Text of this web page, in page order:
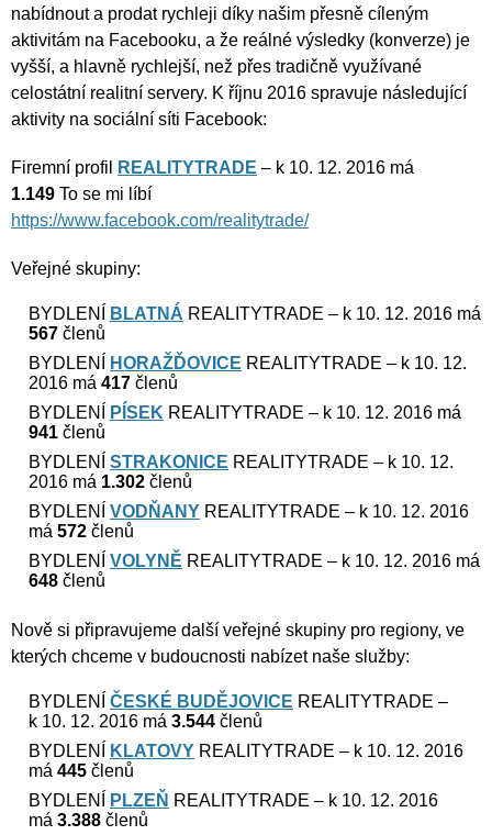
nabídnout a prodat rychleji díky našim přesně cíleným
aktivitám na Facebooku, a že reálné výsledky (konverze) je
vyšší, a hlavně rychlejší, než přes tradičně využívané
celostátní realitní servery. K říjnu 2016 spravuje následující
aktivity na sociální síti Facebook:
Firemní profil REALITYTRADE – k 10. 12. 2016 má
1.149 To se mi líbí
https://www.facebook.com/realitytrade/
Veřejné skupiny:
BYDLENÍ BLATNÁ REALITYTRADE – k 10. 12. 2016 má
567 členů
BYDLENÍ
HORAŽĎOVICE REALITYTRADE – k 10. 12.
2016 má 417 členů
BYDLENÍ
PÍSEK REALITYTRADE – k 10. 12. 2016 má
941 členů
BYDLENÍ STRAKONICE REALITYTRADE – k 10. 12.
2016 má 1.302 členů
BYDLENÍ VODŇANY REALITYTRADE – k 10. 12. 2016
má 572 členů
BYDLENÍ VOLYNĚ REALITYTRADE – k 10. 12. 2016 má
648 členů
Nově si připravujeme další veřejné skupiny pro regiony, ve
kterých chceme v budoucnosti nabízet naše služby:
BYDLENÍ ČESKÉ BUDĚJOVICE REALITYTRADE –
k 10. 12. 2016 má 3.544 členů
BYDLENÍ
KLATOVY REALITYTRADE – k 10. 12. 2016
má 445 členů
BYDLENÍ
PLZEŇ REALITYTRADE – k 10. 12. 2016
má 3.388 členů